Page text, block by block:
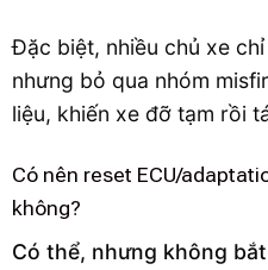
Đặc biệt, nhiều chủ xe
nhưng bỏ qua nhóm
liệu, khiến xe đỡ tạm rồi
Có nên reset ECU/
không?
Có thể, nhưng không